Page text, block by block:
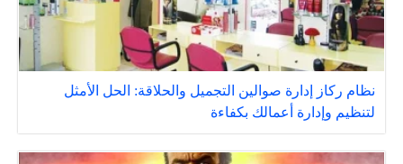
نظام ركاز إدارة صوالين التجميل والحلاقة: الحل الأمثل
لتنظيم وإدارة أعمالك بكفاءة